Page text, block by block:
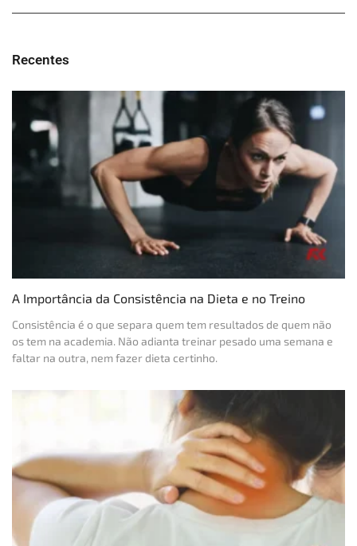
Recentes
A Importância da Consistência na Dieta e no Treino
Consistência é o que separa quem tem resultados de quem não
os tem na academia. Não adianta treinar pesado uma semana e
faltar na outra, nem fazer dieta certinho.